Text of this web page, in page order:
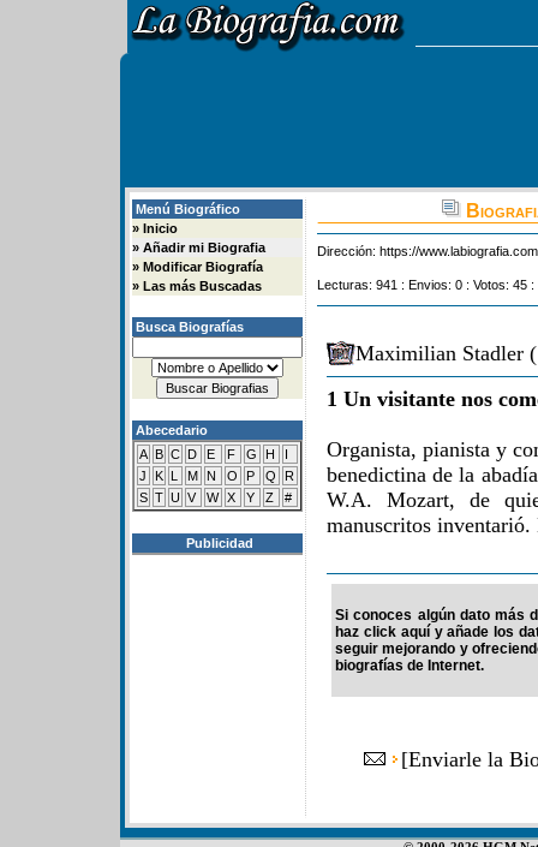
Menú Biográfico
» Inicio
» Añadir mi Biografia
» Modificar Biografía
» Las más Buscadas
Busca Biografías
Abecedario
A B C D E F G H
I
J
K L M N O P Q
R
S T U V W X Y Z #
Publicidad
Dirección: https://
Lecturas: 941 : Envios: 0 : Votos: 45
Maximilian Stadler
1 Un visitante nos
Organista, pianista y
benedictina de la
W.A. Mozart, de
manuscritos
Si conoces algún dato más
haz click aquí y añade los
seguir mejorando y
biografías de Internet.
[Enviarle la